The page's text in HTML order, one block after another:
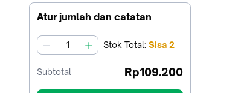
Atur jumlah dan catatan
jumlah Stok Total: Sisa 2
Subtotal Rp109.200